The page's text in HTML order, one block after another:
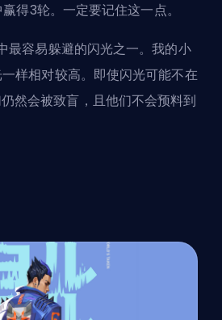
得3轮。一定要记住这一点。
最容易躲避的闪光之一。我的小
样相对较高。即使闪光可能不在
然会被致盲，且他们不会预料到